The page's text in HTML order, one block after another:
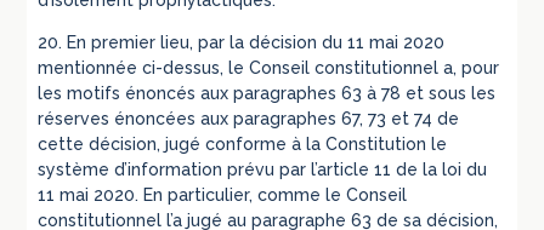
20. En premier lieu, par la décision du 11 mai 2020
mentionnée ci-dessus, le Conseil constitutionnel a, pour
les motifs énoncés aux paragraphes 63 à 78 et sous les
réserves énoncées aux paragraphes 67, 73 et 74 de
cette décision, jugé conforme à la Constitution le
système d’information prévu par l’article 11 de la loi du
11 mai 2020. En particulier, comme le Conseil
constitutionnel l’a jugé au paragraphe 63 de sa décision,